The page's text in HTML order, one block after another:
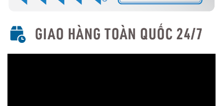
Dùng loại lồng phù hợp với điều kiện làm việc (thép, đồng,
Ứng dụng của vòng bi tang trống NTN